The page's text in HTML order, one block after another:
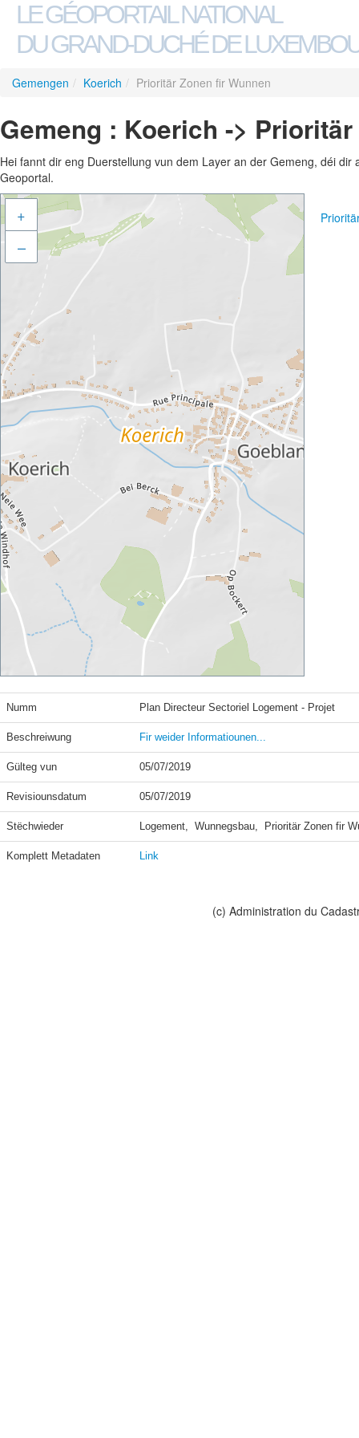
LE GÉOPORTAIL NATIONAL
DU GRAND-DUCHÉ DE
Gemengen / Koerich / Prioritär Zonen fir Wunnen
Gemeng : Koerich ->
Hei fannt dir eng Duerstellung vun dem Layer an der Gemeng, déi
Geoportal.
+
–
Numm Plan Directeur Sectoriel Logement - Projet
Beschreiwung Fir weider Informatiounen...
Gülteg vun 05/07/2019
Revisiounsdatum 05/07/2019
Stëchwieder Logement,  Wunnegsbau,  Prioritär Zonen fir
Komplett Metadaten Link
(c) Administration du